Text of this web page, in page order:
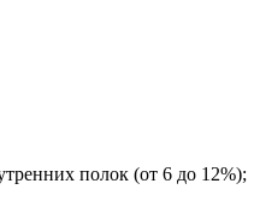
полок (от 6 до 12%);